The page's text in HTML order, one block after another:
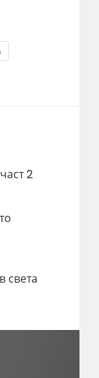
2
света